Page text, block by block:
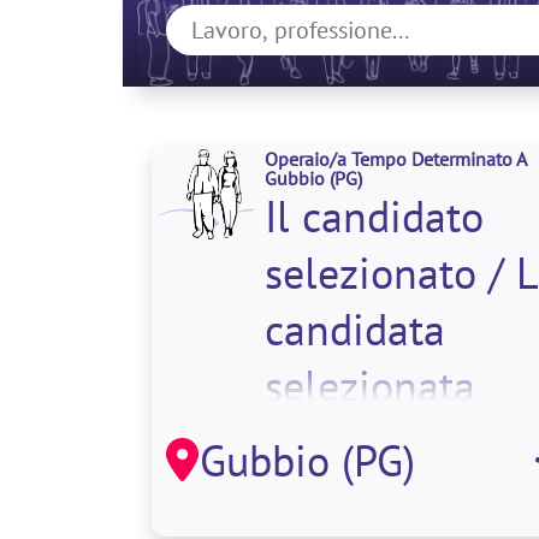
Operaio/a Tempo Determinato A
Gubbio(PG)
Il candidato
selezionato /
candidata
selezionata
supporterà le
diverse fasi
Gubbio (PG)